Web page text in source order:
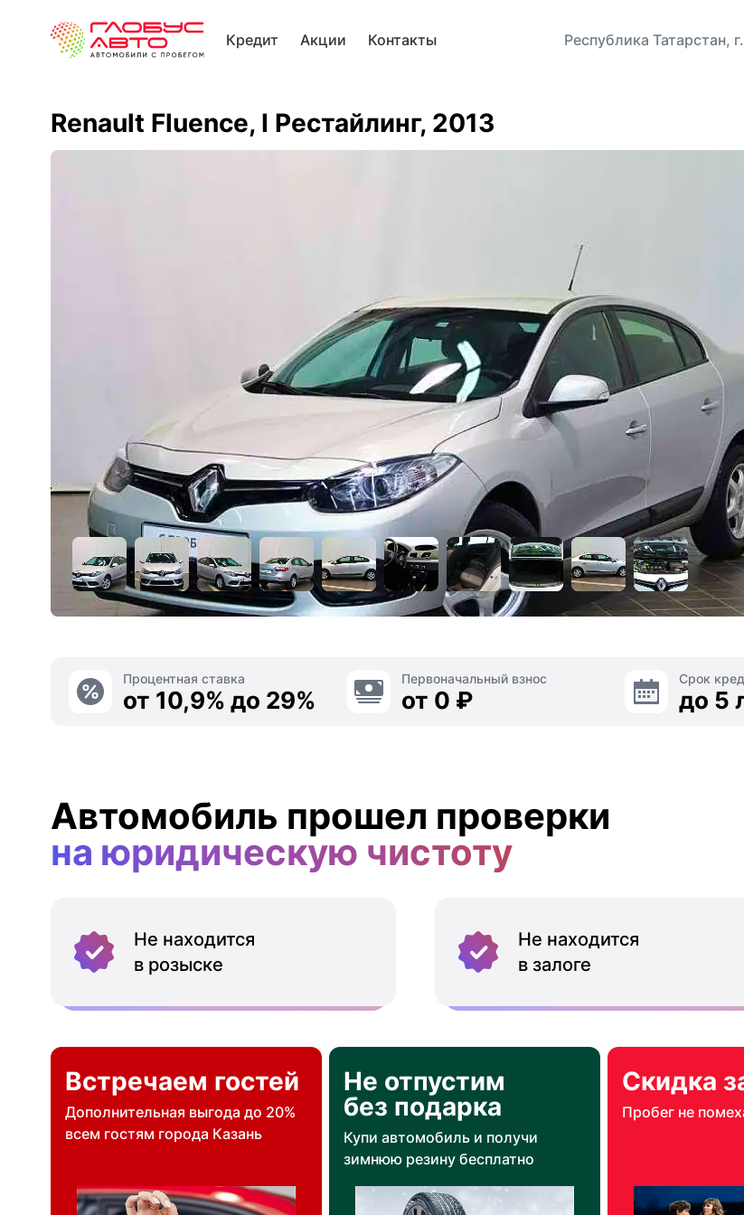
Кредит Акции Контакты Республика Татарстан,
Renault Fluence, I Рестайлинг, 2013
Процентная ставка
от 10,9% до 29%
Первоначальный взнос
от 0 ₽
Срок
до 5
Автомобиль прошел проверки
на юридическую чистоту
Не находится
в розыске
Не находится
в залоге
Встречаем гостей
Дополнительная выгода до 20%
всем гостям города Казань
Не отпустим
без подарка
Купи автомобиль и получи
зимнюю резину бесплатно
Скидка
Пробег не